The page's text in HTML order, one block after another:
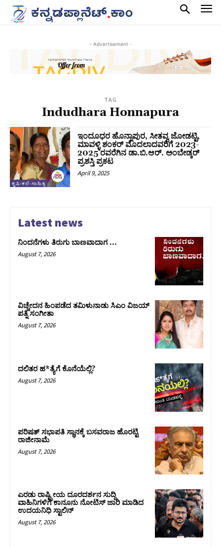
- Advertisement -
TAG
Indudhara Honnapura
ಕೃಷಿ-ಕಲೆ-ಸಾಹಿತ್ಯ
ಇಂದೂಧರ ಹೊನ್ನಾಪುರ, ಸೀತವ್ವ ಜೋಡಟ್ಟಿ,
ಮಾವಳ್ಳಿ ಶಂಕರ್ ಮೊದಲಾದವರಿಗೆ 2023-
2025 ರವರೆಗಿನ ಡಾ.ಬಿ.ಆರ್. ಅಂಬೇಡ್ಕರ್
ಪ್ರಶಸ್ತಿ ಪ್ರಕಟ
April 9, 2025
Latest news
ನಿಂದನೆಗಳು ತಿರುಗು ಬಾಣವಾದಾಗ …
August 7, 2026
ವಿಚ್ಚೇದನ ಹಿಂಪಡೆದ ತಮಿಳುನಾಡು ಸಿಎಂ ವಿಜಯ್‌
ಪತ್ನಿ ಸಂಗೀತಾ
August 7, 2026
ದಲಿತರ ಹ*ತ್ಯೆಗೆ ಕೊನೆಯೆಲ್ಲಿ?
August 7, 2026
ಪರಿಷತ್‌ ಸಭಾಪತಿ ಸ್ಥಾನಕ್ಕೆ ಬಸವರಾಜ ಹೊರಟ್ಟಿ
ರಾಜೀನಾಮೆ
August 7, 2026
ಎರಡು ರಾಷ್ಟ್ರೀಯ ದೂರದರ್ಶನ ಸುದ್ದಿ
ವಾಹಿನಿಗಳಿಗೆ ಕಾನೂನು ನೋಟಿಸ್ ಜಾರಿ ಮಾಡಿದ
ಉದಯನಿಧಿ ಸ್ಟಾಲಿನ್
August 7, 2026